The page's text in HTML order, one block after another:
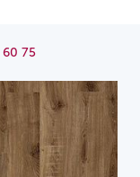
60 75